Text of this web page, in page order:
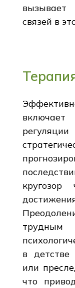
связей в
кругозор
в детстве
или
что